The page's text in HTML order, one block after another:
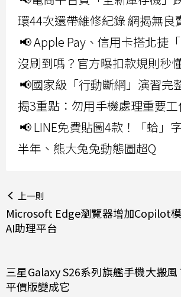
環44次還帶維修紀錄 網揭無良
📢 Apple Pay、信用卡搭北捷
沒刷到嗎？官方曝扣款規則秒
📢國家級「行動斷網」演習完
揭3重點：勿用手機處理重要
📢 LINE免費貼圖4款！「蛤」
半年、熊大兔兔動態圖超Q
上一則
Microsoft Edge瀏覽器增加Copilot
AI助理平台
三星Galaxy S26系列旗艦手機大搬
平價版變成它